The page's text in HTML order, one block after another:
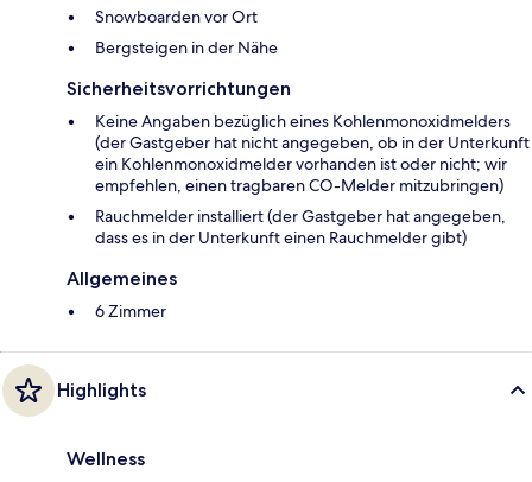
Snowboarden vor Ort
Bergsteigen in der Nähe
Sicherheitsvorrichtungen
Keine Angaben bezüglich eines Kohlenmonoxidmelders
(der Gastgeber hat nicht angegeben, ob in der Unterkunft
ein Kohlenmonoxidmelder vorhanden ist oder nicht; wir
empfehlen, einen tragbaren CO-Melder mitzubringen)
Rauchmelder installiert (der Gastgeber hat angegeben,
dass es in der Unterkunft einen Rauchmelder gibt)
Allgemeines
6 Zimmer
Highlights
Wellness